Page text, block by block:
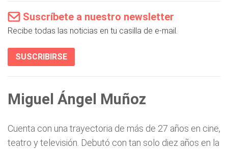
Suscríbete a nuestro newsletter
Recibe todas las noticias en tu casilla de e-mail.
SUSCRIBIRSE
Miguel Ángel Muñoz
Cuenta con una trayectoria de más de 27 años en cine,
teatro y televisión. Debutó con tan solo diez años en la